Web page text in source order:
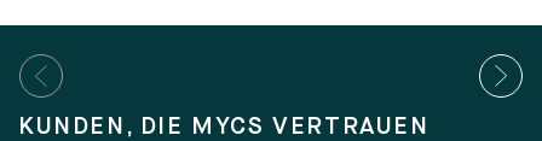
KUNDEN, DIE MYCS VERTRAUEN